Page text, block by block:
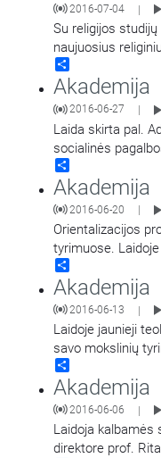
2016-07-04 |
Su religijos
naujuosius
kalbamės apie
aptariamos
Akademija
2016-06-27
Laida skirta pal.
socialinės
Kalbamės su
direktore Lina…
Akademija
2016-06-20
Orientalizacijos
tyrimuose.
pakeitusius
Pristatomos
Akademija
2016-06-13 |
Laidoje jaunieji
savo mokslinių
Katalikų teologijos
Akademija
2016-06-06 |
Laidoja kalbamės
direktore prof.